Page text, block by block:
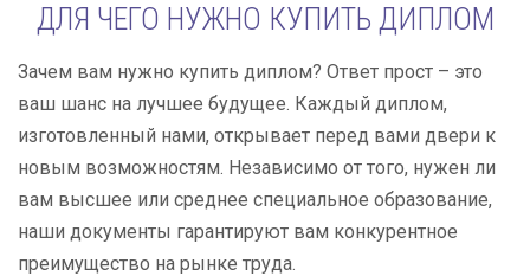
ДЛЯ ЧЕГО НУЖНО КУПИТЬ ДИПЛОМ
Зачем вам нужно купить диплом? Ответ прост – это
ваш шанс на лучшее будущее. Каждый диплом,
изготовленный нами, открывает перед вами двери к
новым возможностям. Независимо от того, нужен ли
вам высшее или среднее специальное образование,
наши документы гарантируют вам конкурентное
преимущество на рынке труда.